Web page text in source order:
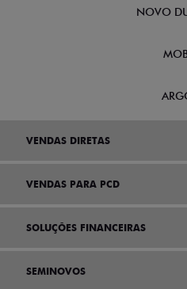
NOVO
VENDAS DIRETAS
VENDAS PARA PCD
SOLUÇÕES FINANCEIRAS
SEMINOVOS